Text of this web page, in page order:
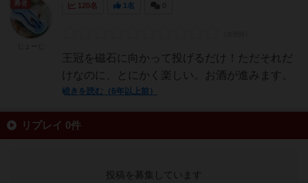
120名 1名
王冠を磁石に向かって投げるだけ！ただそれだ
けなのに、とにかく楽しい。お酒が進みます。
続きを読む（6年以上前）
リプレイ 0件
投稿を募集しています